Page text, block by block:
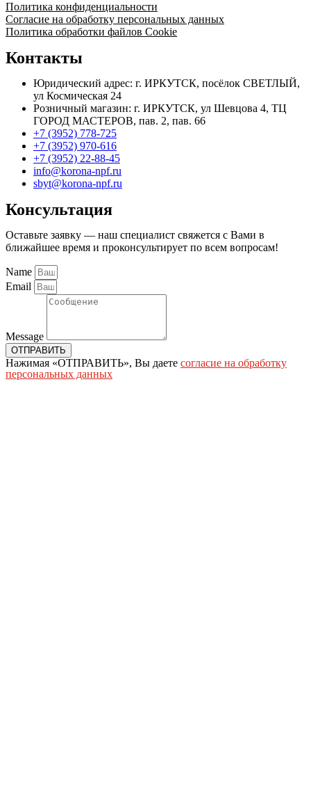
Политика конфиденциальности
Согласие на обработку персональных данных
Политика обработки файлов Cookie
Контакты
Юридический адрес: г. ИРКУТСК, посёлок СВЕТЛЫЙ,
ул Космическая 24
Розничный магазин: г. ИРКУТСК, ул Шевцова 4, ТЦ
ГОРОД МАСТЕРОВ, пав. 2, пав. 66
+7 (3952) 778-725
+7 (3952) 970-616
+7 (3952) 22-88-45
info@korona-npf.ru
sbyt@korona-npf.ru
Консультация
Оставьте заявку — наш специалист свяжется с Вами в
ближайшее время и проконсультирует по всем вопросам!
Name
Email
Message
ОТПРАВИТЬ
Нажимая «ОТПРАВИТЬ», Вы даете согласие на обработку
персональных данных